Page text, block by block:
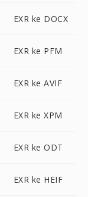
EXR ke DOCX
EXR ke PFM
EXR ke AVIF
EXR ke XPM
EXR ke ODT
EXR ke HEIF